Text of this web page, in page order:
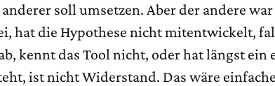
soll umsetzen. Aber der andere
hat die Hypothese nicht mitentwickelt,
kennt das Tool nicht, oder hat längst ein
ist nicht Widerstand. Das wäre